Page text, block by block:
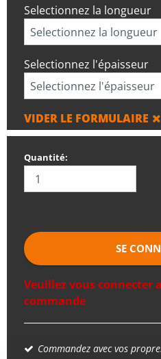
Selectionnez la longueur
Selectionnez l'épaisseur
VIDER LE FORMULAIRE
Quantité:
SE
Veuillez vous connecter
commande
Commandez avec vos